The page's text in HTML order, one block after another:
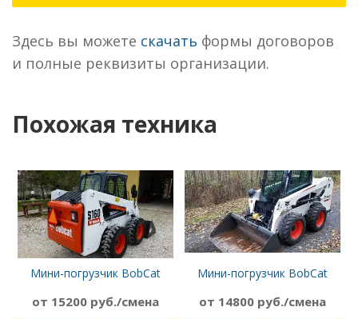
Здесь вы можете скачать формы договоров
и полные реквизиты организации.
Похожая техника
Мини-погрузчик BobCat
от 15200 руб./смена
Мини-погрузчик BobCat
от 14800 руб./смена